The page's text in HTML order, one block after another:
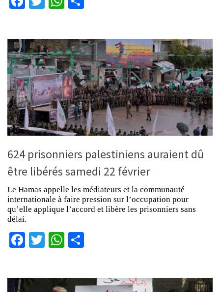
624 prisonniers palestiniens auraient dû
être libérés samedi 22 février
Le Hamas appelle les médiateurs et la communauté
internationale à faire pression sur l’occupation pour
qu’elle applique l’accord et libère les prisonniers sans
délai.
Facebook
TwitterWhatsApp